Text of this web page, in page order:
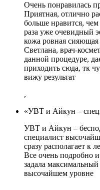
Очень понравилась
Приятная, отлично
больше нравится,
раза уже очевидный
кожа ровная сияющая
Светлана, врач-
данной процедуре,
приходить сюда, тк
вижу результат
,
«УВТ и Айкун –
УВТ и Айкун –
специалист
сразу располагает к
Все очень подробно
задала
высочайшем уровне